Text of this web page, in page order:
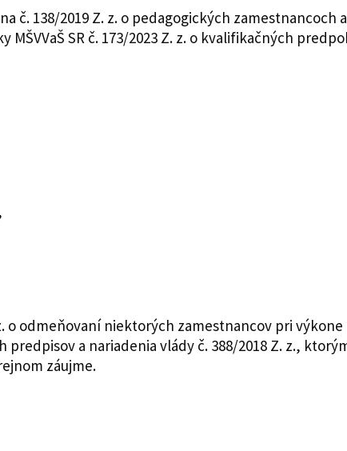
č. 138/2019 Z. z. o pedagogických
MŠVVaŠ SR č. 173/2023 Z. z. o kvalifikačných
o odmeňovaní niektorých zamestnancov pri
a nariadenia vlády č. 388/2018 Z. z.,
záujme.